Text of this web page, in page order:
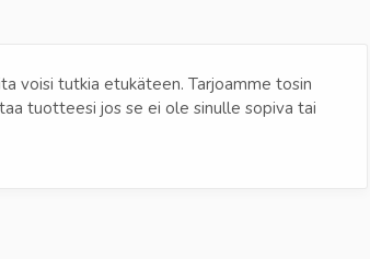
voisi tutkia etukäteen. Tarjoamme tosin
tuotteesi jos se ei ole sinulle sopiva tai